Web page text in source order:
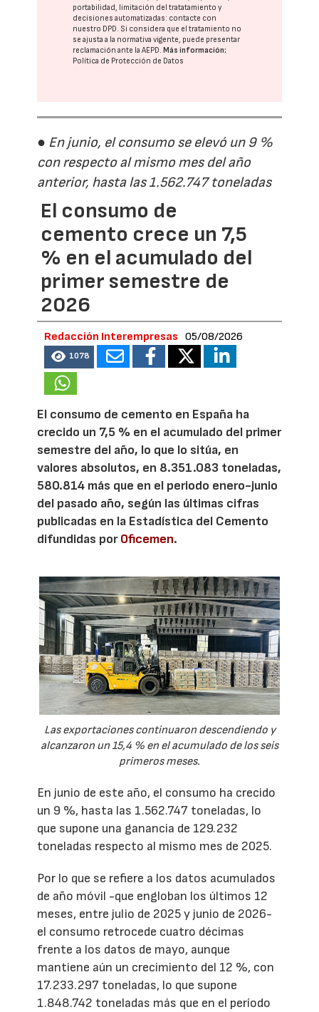
portabilidad, limitación del tratatamiento y
decisiones automatizadas: contacte con
nuestro DPD. Si considera que el tratamiento no
se ajusta a la normativa vigente, puede presentar
reclamación ante laAEPD. Más información:
Política de Protección de Datos
● En junio, el consumo se elevó un 9 %
con respecto al mismo mes del año
anterior, hasta las 1.562.747 toneladas
El consumo de
cemento crece un 7,5
% en el acumulado del
primer semestre de
2026
Redacción Interempresas 05/08/2026
1078
El consumo de cemento en España ha
crecido un 7,5 % en el acumulado del primer
semestre del año, lo que lo sitúa, en
valores absolutos, en 8.351.083 toneladas,
580.814 más que en el periodo enero-junio
del pasado año, según las últimas cifras
publicadas en la Estadística del Cemento
difundidas porOficemen.
Las exportaciones continuaron descendiendo y
alcanzaron un 15,4 % en el acumulado de los seis
primeros meses.
En junio de este año, el consumo ha crecido
un 9 %, hasta las 1.562.747 toneladas, lo
que supone una ganancia de 129.232
toneladas respecto al mismo mes de 2025.
Por lo que se refiere a los datos acumulados
de año móvil -que engloban los últimos 12
meses, entre julio de 2025 y junio de 2026-
el consumo retrocede cuatro décimas
frente a los datos de mayo, aunque
mantiene aún un crecimiento del 12 %, con
17.233.297 toneladas, lo que supone
1.848.742 toneladas más que en el período